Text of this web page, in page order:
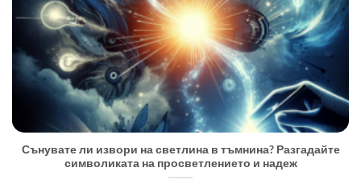
Сънувате ли извори на светлина в тъмнина? Разгадайте
символиката на просветлението и надеж